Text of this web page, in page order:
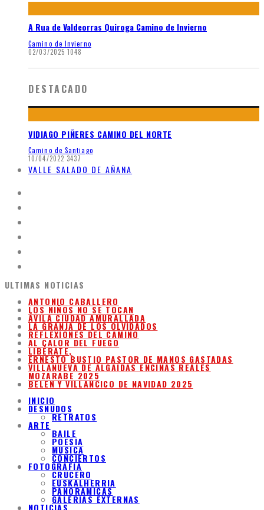
A Rua de Valdeorras Quiroga Camino de Invierno
Camino de Invierno
02/03/2025 1048
DESTACADO
VIDIAGO PIÑERES CAMINO DEL NORTE
Camino de Santiago
10/04/2022 3437
VALLE SALADO DE AÑANA
ULTIMAS NOTICIAS
ANTONIO CABALLERO
LOS NIÑOS NO SE TOCAN
ÁVILA CIUDAD AMURALLADA
LA GRANJA DE LOS OLVIDADOS
REFLEXIONES DEL CAMINO
AL CALOR DEL FUEGO
LIBÉRATE,
ERNESTO BUSTIO PASTOR DE MANOS GASTADAS
VILLANUEVA DE ALGAIDAS ENCINAS REALES
MOZARABE 2025
BELEN Y VILLANCICO DE NAVIDAD 2025
INICIO
DESNUDOS
RETRATOS
ARTE
BAILE
POESIA
MUSICA
CONCIERTOS
FOTOGRAFIA
CRUCERO
EUSKALHERRIA
PANORAMICAS
GALERIAS EXTERNAS
NOTICIAS